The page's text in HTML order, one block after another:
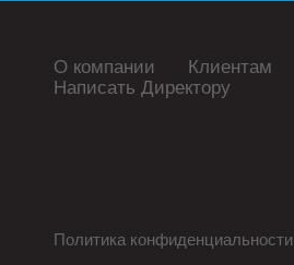
О компании Клиентам
Написать Директору
Политика конфиденциальности